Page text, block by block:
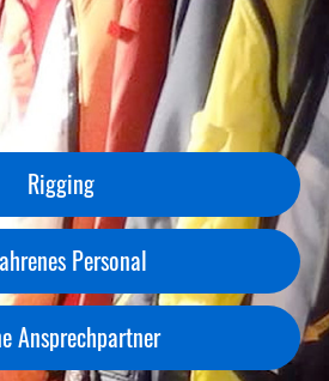
Rigging
Personal
Ansprechpartner